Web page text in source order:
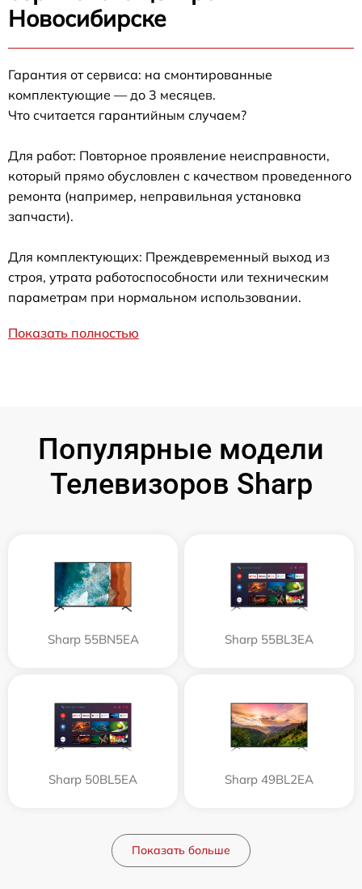
Новосибирске
Гарантия от сервиса: на смонтированные
комплектующие — до 3 месяцев.
Что считается гарантийным случаем?
Для работ: Повторное проявление неисправности,
который прямо обусловлен с качеством проведенного
ремонта (например, неправильная установка
запчасти).
Для комплектующих: Преждевременный выход из
строя, утрата работоспособности или техническим
параметрам при нормальном использовании.
Показать полностью
Популярные модели
Телевизоров Sharp
Sharp 55BN5EA Sharp 55BL3EA
Sharp 50BL5EA Sharp 49BL2EA
Показать больше